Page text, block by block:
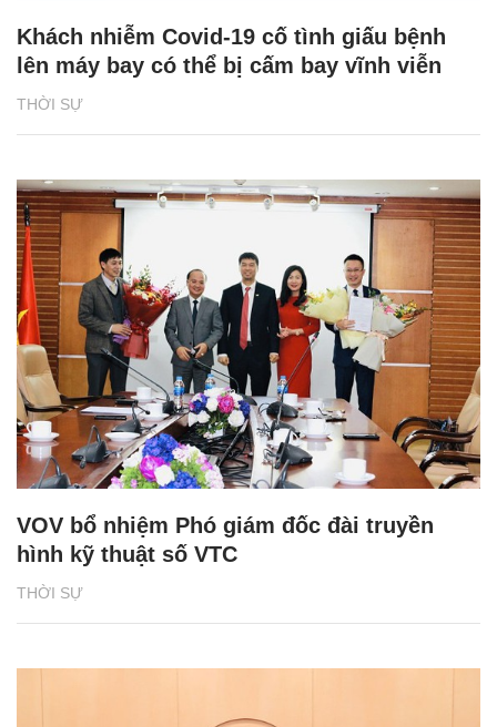
THỜI SỰ
Khách nhiễm Covid-19 cố tình giấu bệnh
lên máy bay có thể bị cấm bay vĩnh viễn
THỜI SỰ
VOV bổ nhiệm Phó giám đốc đài truyền
hình kỹ thuật số VTC